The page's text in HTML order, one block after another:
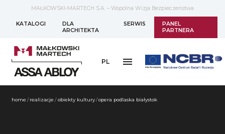
MAŁKOWSKI-MARTECH S.A. – Wspólna Wizja Bezpieczeństwa
KATALOGI
DLA
ARCHITEKTA
SERWIS
PANEL
PARTNERA
PL
home / realizacje / obiekty kultury / opera podlaska białystok